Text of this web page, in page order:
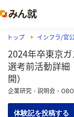
トップ インフラ/官
2024年卒東京
選考前活動詳細
開）
企業研究・説明会・
体験記を投稿する